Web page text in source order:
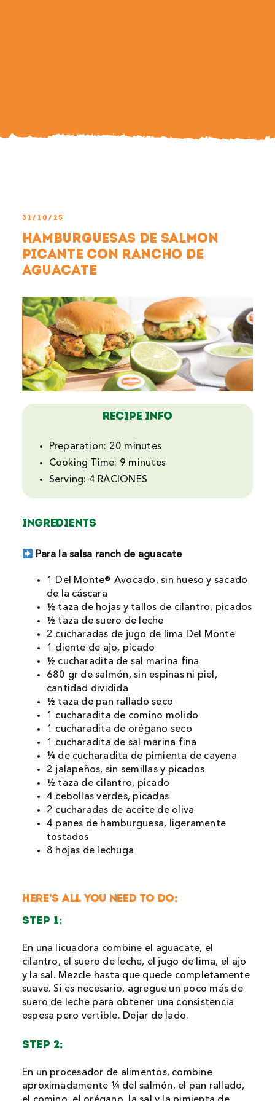
31/10/25
Hamburguesas de salmon
picante con rancho de
aguacate
Recipe Info
Preparation: 20 minutes
Cooking Time: 9 minutes
Serving: 4 RACIONES
INGREDIENTS
Para la salsa ranch de aguacate
1 Del Monte® Avocado, sin hueso y sacado
de la cáscara
½ taza de hojas y tallos de cilantro, picados
½ taza de suero de leche
2 cucharadas de jugo de lima Del Monte
1 diente de ajo, picado
½ cucharadita de sal marina fina
680 gr de salmón, sin espinas ni piel,
cantidad dividida
½ taza de pan rallado seco
1 cucharadita de comino molido
1 cucharadita de orégano seco
1 cucharadita de sal marina fina
¼ de cucharadita de pimienta de cayena
2 jalapeños, sin semillas y picados
½ taza de cilantro, picado
4 cebollas verdes, picadas
2 cucharadas de aceite de oliva
4 panes de hamburguesa, ligeramente
tostados
8 hojas de lechuga
HERE’S ALL YOU NEED TO DO:
STEP 1:
En una licuadora combine el aguacate, el
cilantro, el suero de leche, el jugo de lima, el ajo
y la sal. Mezcle hasta que quede completamente
suave. Si es necesario, agregue un poco más de
suero de leche para obtener una consistencia
espesa pero vertible. Dejar de lado.
STEP 2:
En un procesador de alimentos, combine
aproximadamente ¼ del salmón, el pan rallado,